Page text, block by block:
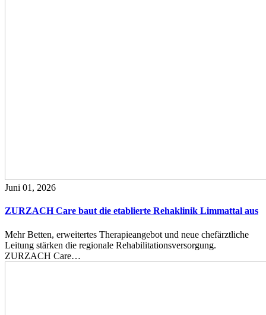
Juni 01, 2026
ZURZACH Care baut die etablierte Rehaklinik Limmattal aus
Mehr Betten, erweitertes Therapieangebot und neue chefärztliche
Leitung stärken die regionale Rehabilitationsversorgung.
ZURZACH Care…